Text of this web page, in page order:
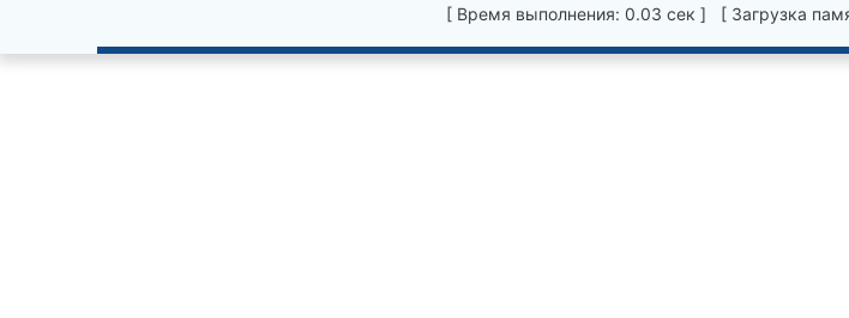
[ Время выполнения: 0.03 сек ] [ Загрузка